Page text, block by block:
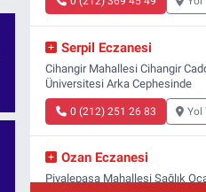
Serpil Eczanesi
Cihangir Mahallesi Cihangir
Üniversitesi Arka Cephesinde
0 (212) 251 26 83 Yol
Ozan Eczanesi
Piyalepaşa Mahallesi Sağlık